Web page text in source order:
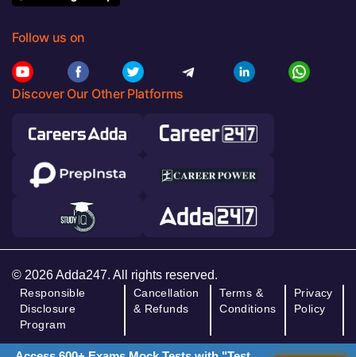
Follow us on
Discover Our Other Platforms
© 2026 Adda247. All rights reserved.
Responsible
Disclosure
Program
Cancellation
& Refunds
Terms &
Conditions
Privacy
Policy